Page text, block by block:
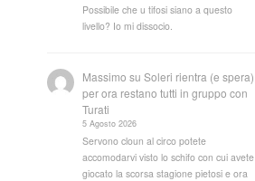
Possibile che u tifosi siano a questo
livello? Io mi dissocio.
Massimo suSoleri rientra (e spera),
per ora restano tutti in gruppo con
Turati
5 Agosto 2026
Servono cloun al circo potete
accomodarvi visto lo schifo con cui avete
giocato la scorsa stagione pietosi e ora